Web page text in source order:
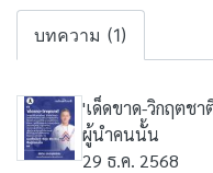
บทความ (1)
'เด็ดขาด-วิกฤตช
ผู้นำคนนั้น
29 ธ.ค. 2568